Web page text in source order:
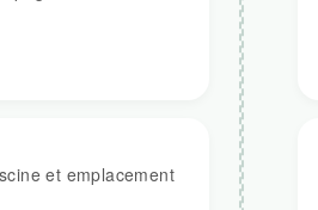
et emplacement